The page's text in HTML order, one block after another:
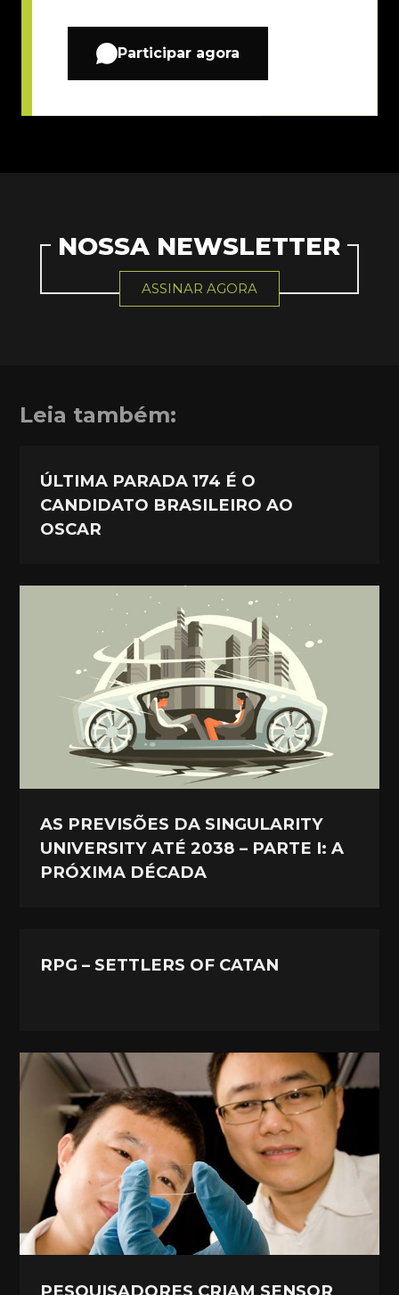
Participar agora
NOSSA NEWSLETTER
ASSINAR AGORA
Leia também:
ÚLTIMA PARADA 174 É O
CANDIDATO BRASILEIRO AO
OSCAR
AS PREVISÕES DA SINGULARITY
UNIVERSITY ATÉ 2038 – PARTE I: A
PRÓXIMA DÉCADA
RPG – SETTLERS OF CATAN
PESQUISADORES CRIAM SENSOR